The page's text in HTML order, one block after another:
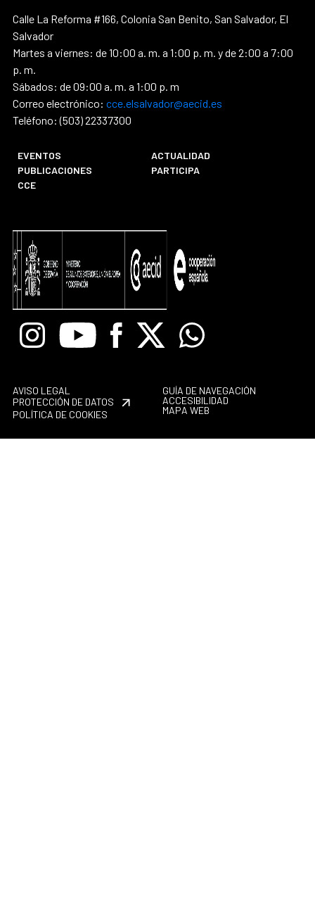
Calle La Reforma #166, Colonia San Benito, San Salvador, El
Salvador
Martes a viernes: de 10:00 a. m. a 1:00 p. m. y de 2:00 a 7:00
p. m.
Sábados: de 09:00 a. m. a 1:00 p. m
Correo electrónico: cce.elsalvador@aecid.es
Teléfono: (503) 22337300
EVENTOS
ACTUALIDAD
PUBLICACIONES
PARTICIPA
CCE
InstagramYoutube Facebook
X Whatsapp
AVISO LEGAL
PROTECCIÓN DE DATOS
POLÍTICA DE COOKIES
GUÍA DE NAVEGACIÓN
ACCESIBILIDAD
MAPA WEB